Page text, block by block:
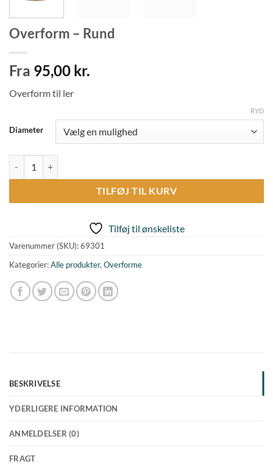
Overform – Rund
Fra 95,00 kr.
Overform til ler
Diameter
RYD
TILFØJ TIL KURV
Tilføj til ønskeliste
Varenummer (SKU):69301
Kategorier:Alle produkter, Overforme
BESKRIVELSE
YDERLIGERE INFORMATION
ANMELDELSER (0)
FRAGT